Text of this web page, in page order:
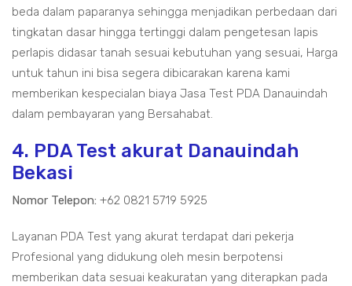
beda dalam paparanya sehingga menjadikan perbedaan dari
tingkatan dasar hingga tertinggi dalam pengetesan lapis
perlapis didasar tanah sesuai kebutuhan yang sesuai, Harga
untuk tahun ini bisa segera dibicarakan karena kami
memberikan kespecialan biaya Jasa Test PDA Danauindah
dalam pembayaran yang Bersahabat.
4. PDA Test akurat Danauindah
Bekasi
Nomor Telepon: +62 0821 5719 5925
Layanan PDA Test yang akurat terdapat dari pekerja
Profesional yang didukung oleh mesin berpotensi
memberikan data sesuai keakuratan yang diterapkan pada